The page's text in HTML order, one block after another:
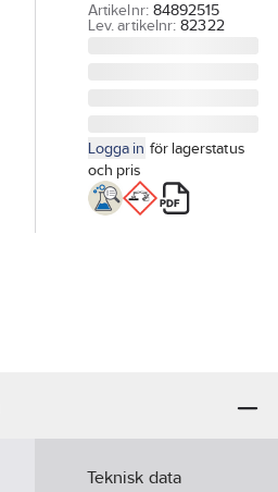
Artikelnr: 84892515
Lev. artikelnr: 82322
Logga in för lagerstatus
och pris
Teknisk data